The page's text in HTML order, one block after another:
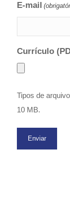
E-mail
Currículo
Tipos de
10 MB.